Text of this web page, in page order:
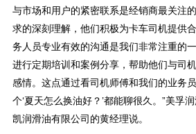
与市场和用户的紧密联系是经销商最关注
求的深刻理解，他们积极为卡车司机提供
务人员专业有效的沟通是我们非常注重的
进行定期培训和案例分享，帮助他们与司
感情。这点通过看司机师傅和我们的业务
个‘夏天怎么换油好？’都能聊很久。”美孚
凯润滑油有限公司的黄经理说。